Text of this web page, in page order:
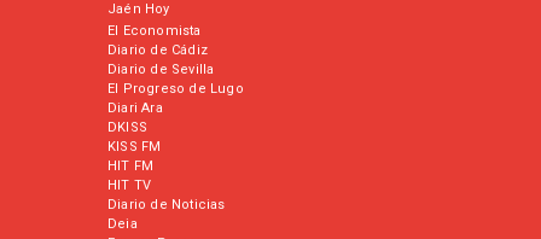
Jaén Hoy
El Economista
Diario de Cádiz
Diario de Sevilla
El Progreso de Lugo
Diari Ara
DKISS
KISS FM
HIT FM
HIT TV
Diario de Noticias
Deia